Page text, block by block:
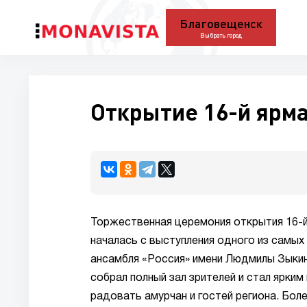
Благовещенск
Выбрать город
Открытие 16-й
Торжественная церемония открытия 16-
началась с выступления одного из
ансамбля «Россия» имени Людмилы
собрал полный зал зрителей и стал
радовать амурчан и гостей региона.